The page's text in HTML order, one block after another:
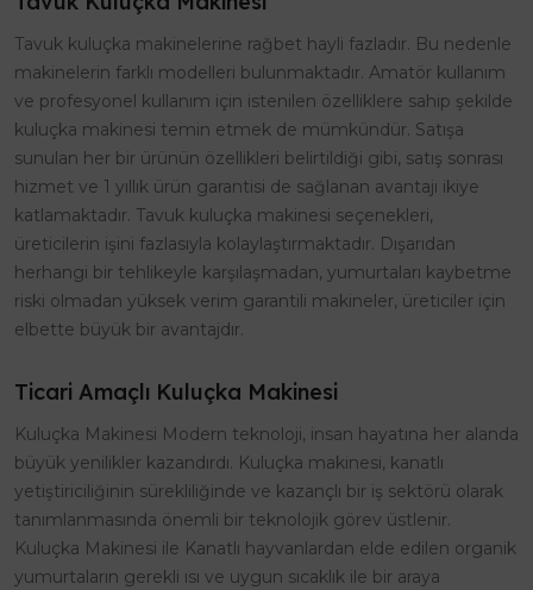
Tavuk kuluçka makinelerine rağbet hayli fazladır. Bu nedenle
makinelerin farklı modelleri bulunmaktadır. Amatör kullanım
ve profesyonel kullanım için istenilen özelliklere sahip şekilde
kuluçka makinesi temin etmek de mümkündür. Satışa
sunulan her bir ürünün özellikleri belirtildiği gibi, satış sonrası
hizmet ve 1 yıllık ürün garantisi de sağlanan avantajı ikiye
katlamaktadır. Tavuk kuluçka makinesi seçenekleri,
üreticilerin işini fazlasıyla kolaylaştırmaktadır. Dışarıdan
herhangi bir tehlikeyle karşılaşmadan, yumurtaları kaybetme
riski olmadan yüksek verim garantili makineler, üreticiler için
elbette büyük bir avantajdır.
Ticari Amaçlı Kuluçka Makinesi
Kuluçka Makinesi Modern teknoloji, insan hayatına her alanda
büyük yenilikler kazandırdı. Kuluçka makinesi, kanatlı
yetiştiriciliğinin sürekliliğinde ve kazançlı bir iş sektörü olarak
tanımlanmasında önemli bir teknolojik görev üstlenir.
Kuluçka Makinesi ile Kanatlı hayvanlardan elde edilen organik
yumurtaların gerekli ısı ve uygun sıcaklık ile bir araya